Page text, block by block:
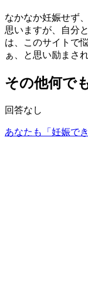
なかなか妊娠せず
思いますが、自分
は、このサイトで
ぁ、と思い励まさ
その他何で
回答なし
あなたも「妊娠で